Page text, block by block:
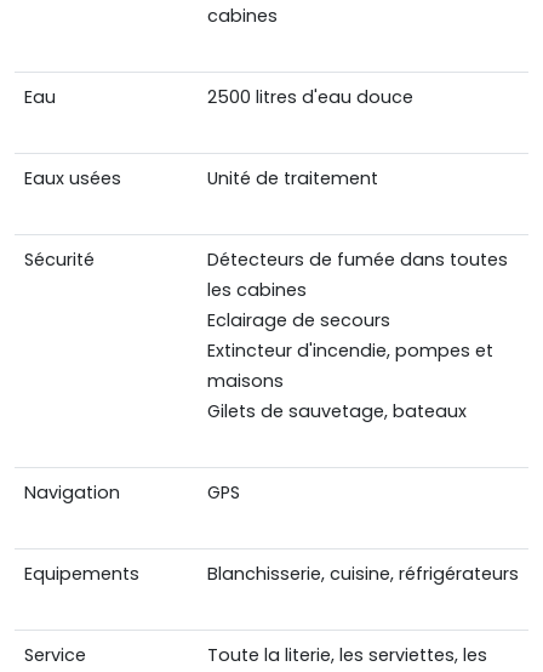
cabines
Eau 2500 litres d'eau douce
Eaux usées Unité de traitement
Sécurité
Détecteurs de fumée dans toutes
les cabines
Eclairage de secours
Extincteur d'incendie, pompes et
maisons
Gilets de sauvetage, bateaux
Navigation GPS
Equipements Blanchisserie, cuisine, réfrigérateurs
Service
Toute la literie, les serviettes, les